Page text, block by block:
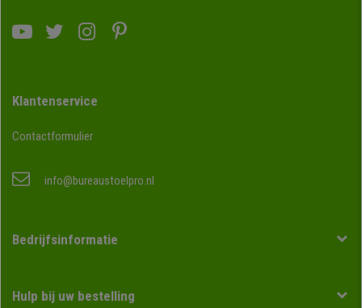
Klantenservice
Contactformulier
info@bureaustoelpro.nl
Bedrijfsinformatie
Hulp bij uw bestelling